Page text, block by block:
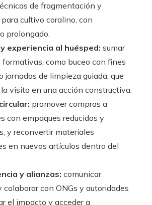
de fragmentación y
cultivo coralino, con
prolongado.
experiencia al huésped: sumar
formativas, como buceo con fines
jornadas de limpieza guiada, que
visita en una acción constructiva.
promover compras a
con empaques reducidos y
y reconvertir materiales
en nuevos artículos dentro del
y alianzas: comunicar
colaborar con ONGs y autoridades
el impacto y acceder a